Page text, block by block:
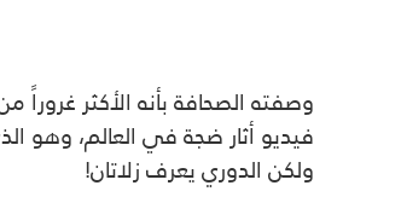
وصفته الصحافة بأنه الأكثر
ولكن الدوري يعرف زلاتان!